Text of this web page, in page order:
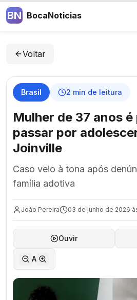
BN BocaNoticias
Voltar
Brasil 2 min de leitura
Mulher de 37 anos
passar por
Joinville
Caso veio à tona após
família adotiva
João Pereira 03 de junho de 2026 às
Ouvir
A